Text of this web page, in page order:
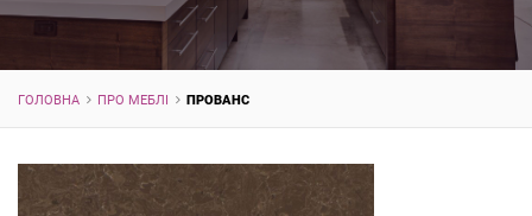
ГОЛОВНА ПРО МЕБЛІ ПРОВАНС